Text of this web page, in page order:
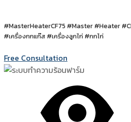
#MasterHeaterCF75 #Master #Heater
#เครื่องกกแก๊ส #เครื่องลูกไก่ #กกไก่
Free Consultation